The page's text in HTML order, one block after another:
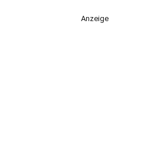
Anzeige